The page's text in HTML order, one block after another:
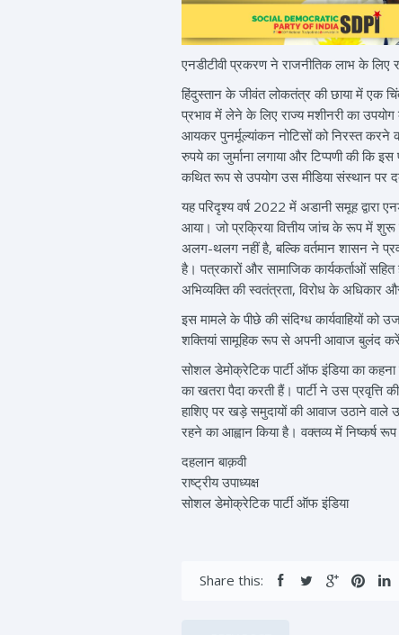
एनडीटीवी प्रकरण ने राजनीतिक लाभ के लिए
हिंदुस्तान के जीवंत लोकतंत्र की छाया में एक
प्रभाव में लेने के लिए राज्य मशीनरी का
आयकर पुनर्मूल्यांकन नोटिसों को निरस्त करने
रुपये का जुर्माना लगाया और टिप्पणी की कि
कथित रूप से उपयोग उस मीडिया संस्थान पर
यह परिदृश्य वर्ष 2022 में अडानी समूह द्वारा
आया। जो प्रक्रिया वित्तीय जांच के रूप में शुरू
अलग-थलग नहीं है, बल्कि वर्तमान शासन ने
है। पत्रकारों और सामाजिक कार्यकर्ताओं
अभिव्यक्ति की स्वतंत्रता, विरोध के अधिकार
इस मामले के पीछे की संदिग्ध कार्यवाहियों को
शक्तियां सामूहिक रूप से अपनी आवाज बुलंद करें
सोशल डेमोक्रेटिक पार्टी ऑफ इंडिया का
का खतरा पैदा करती हैं। पार्टी ने उस प्रवृत्ति
हाशिए पर खड़े समुदायों की आवाज उठाने वाले
रहने का आह्वान किया है। वक्तव्य में निष्कर्ष
दहलान बाक़वी
राष्ट्रीय उपाध्यक्ष
सोशल डेमोक्रेटिक पार्टी ऑफ इंडिया
Share this: